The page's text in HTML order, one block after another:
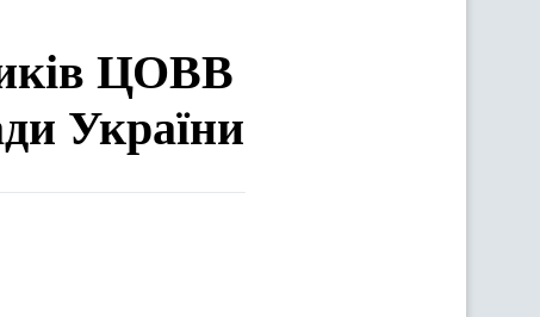
ЦОВВ
України